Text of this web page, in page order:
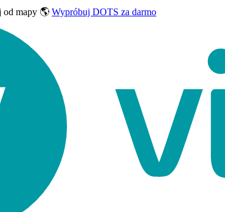
od mapy 🌎 Wypróbuj DOTS za darmo